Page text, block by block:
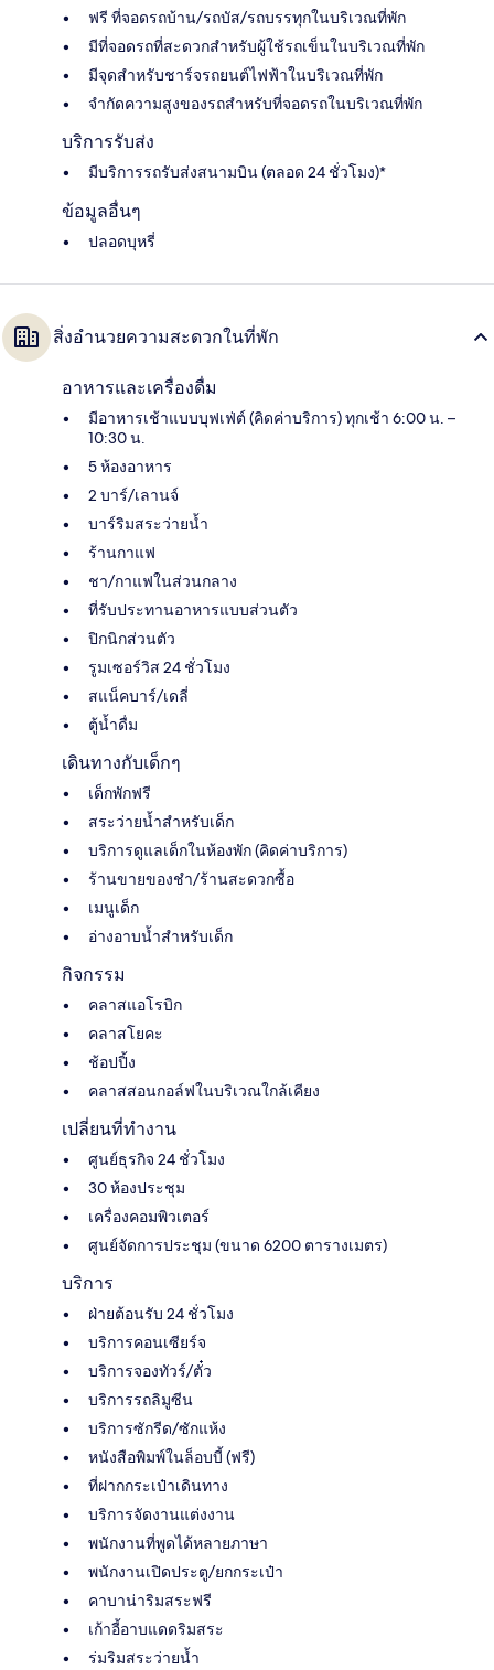
ฟรี ที่จอดรถบ้าน/รถบัส/รถบรรทุกในบริเวณที่พัก
มีที่จอดรถที่สะดวกสำหรับผู้ใช้รถเข็นในบริเวณที่พัก
มีจุดสำหรับชาร์จรถยนต์ไฟฟ้าในบริเวณที่พัก
จำกัดความสูงของรถสำหรับที่จอดรถในบริเวณที่พัก
บริการรับส่ง
มีบริการรถรับส่งสนามบิน (ตลอด 24 ชั่วโมง)*
ข้อมูลอื่นๆ
ปลอดบุหรี่
สิ่งอำนวยความสะดวกในที่พัก
อาหารและเครื่องดื่ม
มีอาหารเช้าแบบบุฟเฟ่ต์ (คิดค่าบริการ) ทุกเช้า 6:00 น. –
10:30 น.
5 ห้องอาหาร
2 บาร์/เลานจ์
บาร์ริมสระว่ายน้ำ
ร้านกาแฟ
ชา/กาแฟในส่วนกลาง
ที่รับประทานอาหารแบบส่วนตัว
ปิกนิกส่วนตัว
รูมเซอร์วิส 24 ชั่วโมง
สแน็คบาร์/เดลี่
ตู้น้ำดื่ม
เดินทางกับเด็กๆ
เด็กพักฟรี
สระว่ายน้ำสำหรับเด็ก
บริการดูแลเด็กในห้องพัก (คิดค่าบริการ)
ร้านขายของชำ/ร้านสะดวกซื้อ
เมนูเด็ก
อ่างอาบน้ำสำหรับเด็ก
กิจกรรม
คลาสแอโรบิก
คลาสโยคะ
ช้อปปิ้ง
คลาสสอนกอล์ฟในบริเวณใกล้เคียง
เปลี่ยนที่ทำงาน
ศูนย์ธุรกิจ 24 ชั่วโมง
30 ห้องประชุม
เครื่องคอมพิวเตอร์
ศูนย์จัดการประชุม (ขนาด 6200 ตารางเมตร)
บริการ
ฝ่ายต้อนรับ 24 ชั่วโมง
บริการคอนเซียร์จ
บริการจองทัวร์/ตั๋ว
บริการรถลิมูซีน
บริการซักรีด/ซักแห้ง
หนังสือพิมพ์ในล็อบบี้ (ฟรี)
ที่ฝากกระเป๋าเดินทาง
บริการจัดงานแต่งงาน
พนักงานที่พูดได้หลายภาษา
พนักงานเปิดประตู/ยกกระเป๋า
คาบาน่าริมสระฟรี
เก้าอี้อาบแดดริมสระ
ร่มริมสระว่ายน้ำ